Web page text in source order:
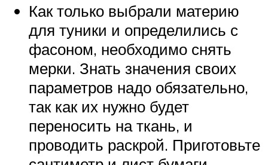
Как только выбрали материю
для туники и определились с
фасоном, необходимо снять
мерки. Знать значения своих
параметров надо обязательно,
так как их нужно будет
переносить на ткань, и
проводить раскрой. Приготовьте